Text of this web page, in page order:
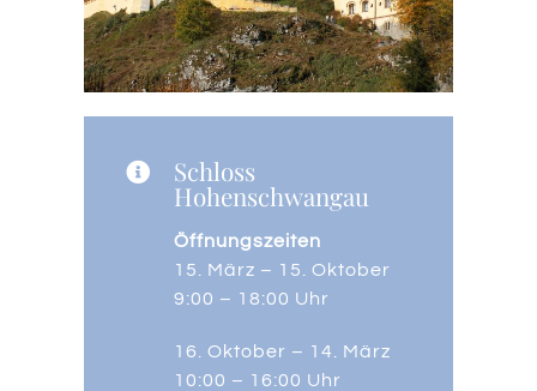
Schloss
Hohenschwangau
Öffnungszeiten
15. März – 15. Oktober
9:00 – 18:00 Uhr
16. Oktober – 14. März
10:00 – 16:00 Uhr